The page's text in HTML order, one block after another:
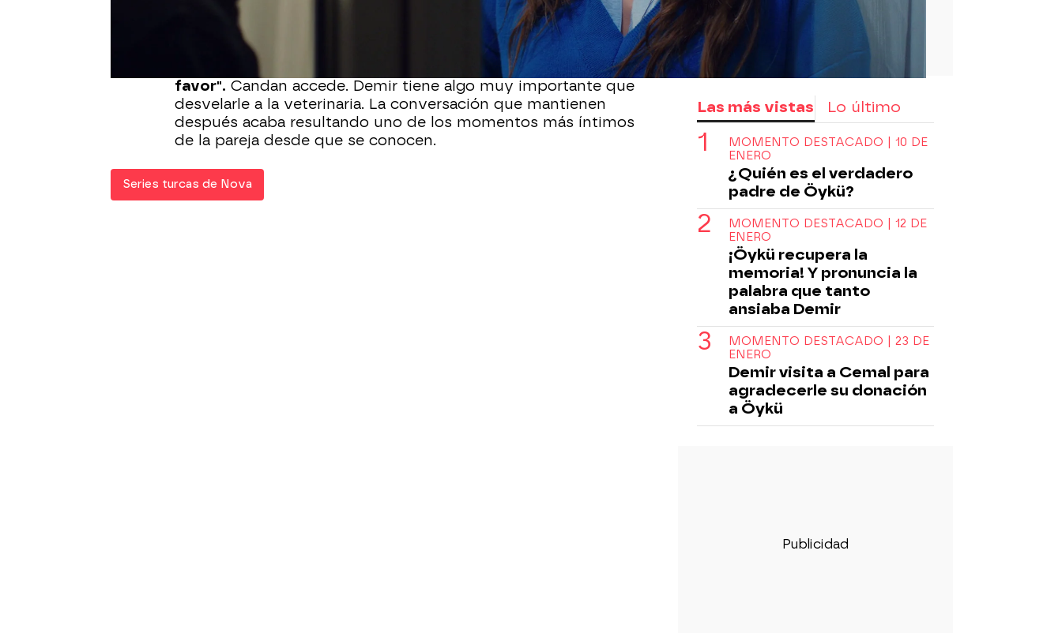
Tras llevar a la pequeña a su cama, Demir se deja de rodeos y
"Quédate por
favor". Candan accede. Demir tiene algo muy importante que
desvelarle a la veterinaria. La conversación que mantienen
después acaba resultando uno de los momentos más íntimos
de la pareja desde que se conocen.
Series turcas de Nova
Las más vistas Lo último
MOMENTO DESTACADO | 10 DE
ENERO
¿Quién es el verdadero
padre de Öykü?
MOMENTO DESTACADO | 12 DE
ENERO
¡Öykü recupera la
memoria! Y pronuncia la
palabra que tanto
ansiaba Demir
MOMENTO DESTACADO | 23 DE
ENERO
Demir visita a Cemal para
agradecerle su donación
a Öykü